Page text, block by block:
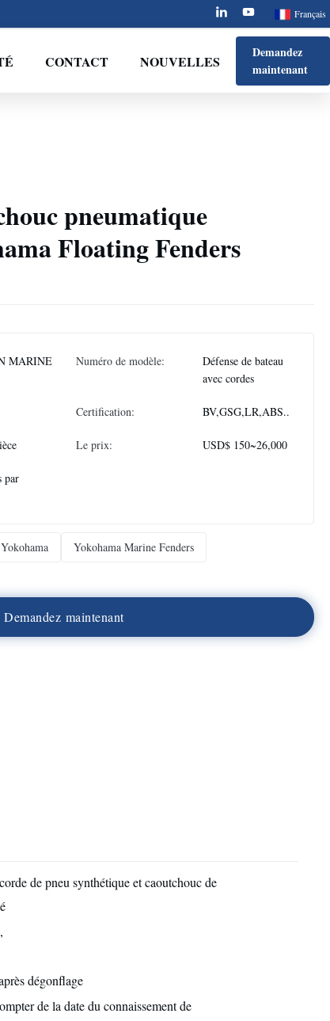
Français
CONTACT NOUVELLES
Demandez
maintenant
pneumatique
Floating Fenders
MARINE Numéro de modèle:
Défense de bateau
avec cordes
Certification: BV,GSG,LR,ABS..
Le prix: USD$ 150~26,000
par
Yokohama Marine Fenders
Demandez maintenant
de pneu synthétique et caoutchouc de
dégonflage
de la date du connaissement de